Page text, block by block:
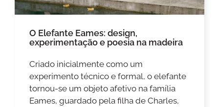
O Elefante Eames: design,
experimentação e poesia na madeira
Criado inicialmente como um
experimento técnico e formal, o elefante
tornou-se um objeto afetivo na família
Eames, guardado pela filha de Charles,